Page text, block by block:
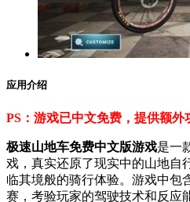
应用介绍
PS：游戏已中文免费，提供额外
极速山地车免费中文版游戏是一
戏，真实还原了现实中的山地自
临其境般的骑行体验。游戏中包
赛，考验玩家的驾驶技术和反应